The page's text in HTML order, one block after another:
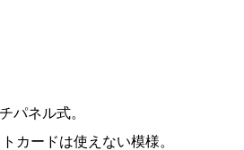
パネル式。
カードは使えない模様。